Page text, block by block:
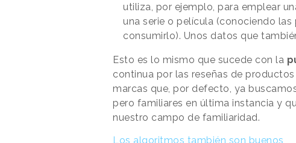
utiliza, por ejemplo, para emplear
una serie o película (conociendo
consumirlo). Unos datos que
Esto es lo mismo que sucede con la
continua por las reseñas de
marcas que, por defecto, ya
pero familiares en última instancia y
nuestro campo de familiaridad.
Los algoritmos también son buenos